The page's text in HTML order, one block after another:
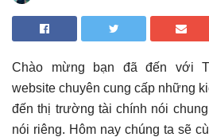
Chào mừng bạn đã đến với
website chuyên cung cấp những
đến thị trường tài chính nói
nói riêng. Hôm nay chúng ta sẽ